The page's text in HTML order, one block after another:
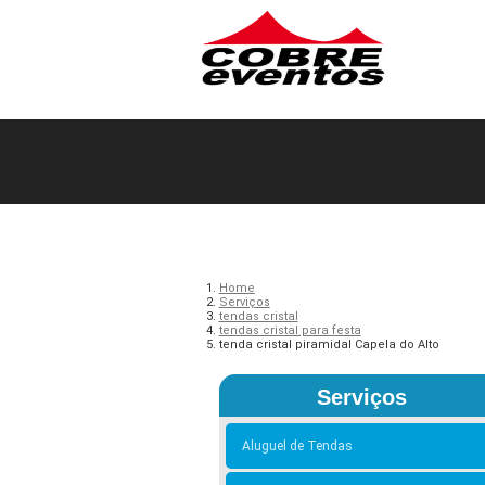
Home
Serviços
tendas cristal
tendas cristal para festa
tenda cristal piramidal Capela do Alto
Serviços
Aluguel de Tendas